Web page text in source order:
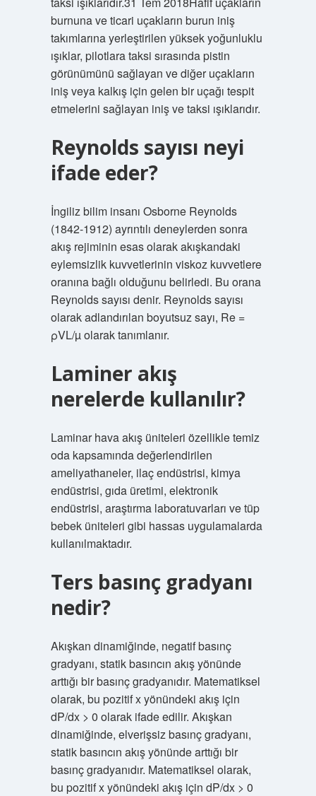
burnuna ve ticari uçakların burun iniş
takımlarına yerleştirilen yüksek yoğunluklu
ışıklar, pilotlara taksi sırasında pistin
görünümünü sağlayan ve diğer uçakların
iniş veya kalkış için gelen bir uçağı tespit
etmelerini sağlayan iniş ve taksi ışıklarıdır.
Reynolds sayısı neyi
ifade eder?
İngiliz bilim insanı Osborne Reynolds
(1842-1912) ayrıntılı deneylerden sonra
akış rejiminin esas olarak akışkandaki
eylemsizlik kuvvetlerinin viskoz kuvvetlere
oranına bağlı olduğunu belirledi. Bu orana
Reynolds sayısı denir. Reynolds sayısı
olarak adlandırılan boyutsuz sayı, Re =
ρVL/µ olarak tanımlanır.
Laminer akış
nerelerde kullanılır?
Laminar hava akış üniteleri özellikle temiz
oda kapsamında değerlendirilen
ameliyathaneler, ilaç endüstrisi, kimya
endüstrisi, gıda üretimi, elektronik
endüstrisi, araştırma laboratuvarları ve tüp
bebek üniteleri gibi hassas uygulamalarda
kullanılmaktadır.
Ters basınç gradyanı
nedir?
Akışkan dinamiğinde, negatif basınç
gradyanı, statik basıncın akış yönünde
arttığı bir basınç gradyanıdır. Matematiksel
olarak, bu pozitif x yönündeki akış için
dP/dx > 0 olarak ifade edilir. Akışkan
dinamiğinde, elverişsiz basınç gradyanı,
statik basıncın akış yönünde arttığı bir
basınç gradyanıdır. Matematiksel olarak,
bu pozitif x yönündeki akış için dP/dx > 0